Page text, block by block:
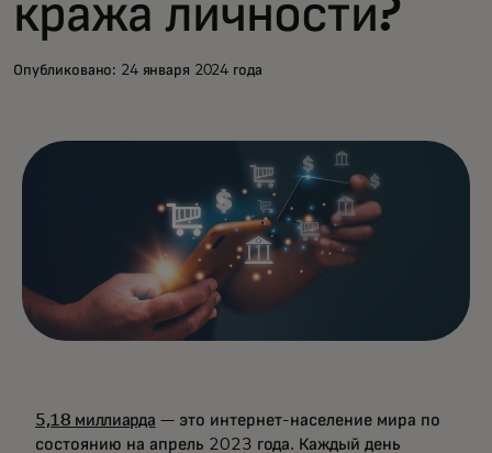
кража личности?
Опубликовано: 24 января 2024 года
5,18 миллиарда — это интернет-население мира по
состоянию на апрель 2023 года. Каждый день